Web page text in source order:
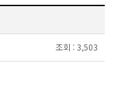
조회 : 3,503